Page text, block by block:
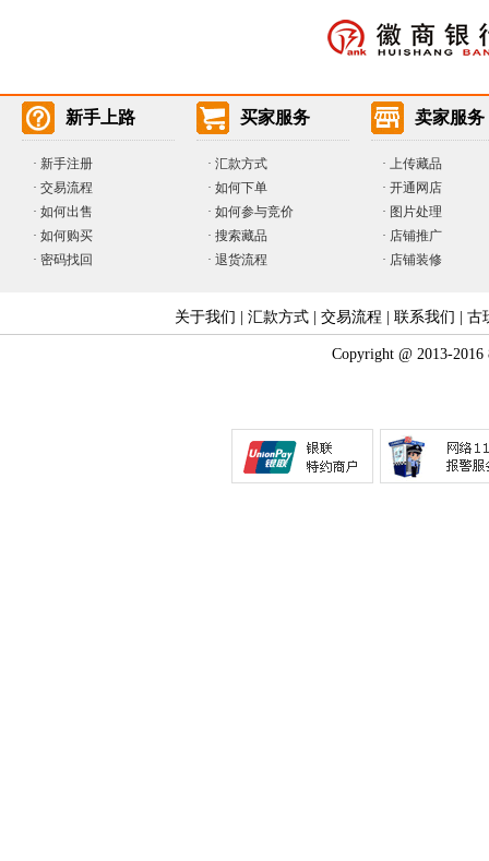
新手上路
· 新手注册
· 交易流程
· 如何出售
· 如何购买
· 密码找回
买家服务
· 汇款方式
· 如何下单
· 如何参与竞价
· 搜索藏品
· 退货流程
卖家服务
· 上传藏品
· 开通网店
· 图片处理
· 店铺推广
· 店铺装修
关于我们 |汇款方式 |交易流程 |联系我们 |古
Copyright @ 2013-